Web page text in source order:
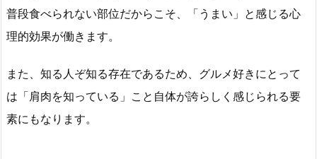
普段食べられない部位だからこそ、「うまい」と感じる心
理的効果が働きます。
また、知る人ぞ知る存在であるため、グルメ好きにとって
は「肩肉を知っている」こと自体が誇らしく感じられる要
素にもなります。